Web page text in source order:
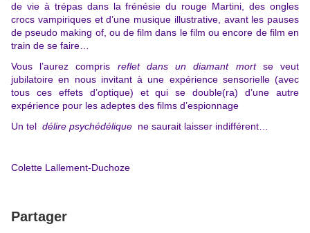
de vie à trépas dans la frénésie du rouge Martini, des ongles
crocs vampiriques et d’une musique illustrative, avant les pauses
de pseudo making of, ou de film dans le film ou encore de film en
train de se faire…
Vous l’aurez compris reflet dans un diamant mortse veut
jubilatoire en nous invitant à une expérience sensorielle (avec
tous ces effets d’optique) et qui se double(ra) d’une autre
expérience pour les adeptes des films d’espionnage
Un tel délire psychédélique ne saurait laisser indifférent…
Colette Lallement-Duchoze
Partager